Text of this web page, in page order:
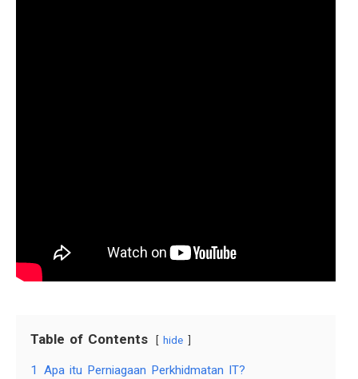
Table of Contents hide
1
Apa itu Perniagaan Perkhidmatan IT?